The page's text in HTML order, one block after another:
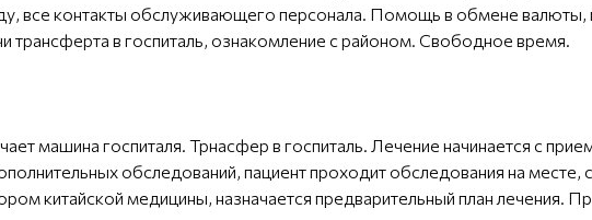
все контакты обслуживающего персонала. Помощь в обмене валюты,
трансферта в госпиталь, ознакомление с районом. Свободное время.
машина госпиталя. Трнасфер в госпиталь. Лечение начинается с
обследований, пациент проходит обследования на
китайской медицины, назначается предварительный план лечения.